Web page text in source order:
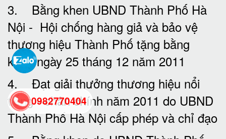
3. Bằng khen UBND Thành Phố Hà
Nội - Hội chống hàng giả và bảo vệ
thương hiệu Thành Phố tặng bằng
khen ngày 25 tháng 12 năm 2011
4. Đạt giải thưởng thương hiệu nổi
tiếng - chân chính năm 2011 do UBND
Thành Phố Hà Nội cấp phép và chỉ đạo
0982770404
back